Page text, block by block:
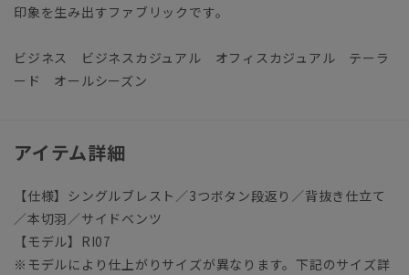
印象を生み出すファブリックです。
ビジネス ビジネスカジュアル オフィスカジュアル テーラ
ード オールシーズン
アイテム詳細
【仕様】シングルブレスト／3つボタン段返り／背抜き仕立て
／本切羽／サイドベンツ
【モデル】RI07
※モデルにより仕上がりサイズが異なります。下記のサイズ詳